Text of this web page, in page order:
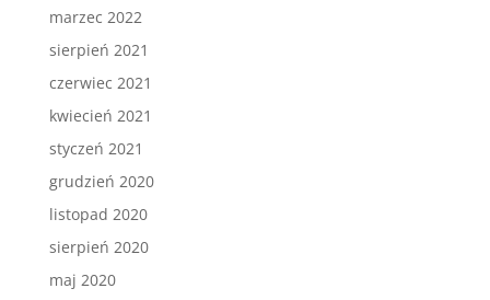
marzec 2022
sierpień 2021
czerwiec 2021
kwiecień 2021
styczeń 2021
grudzień 2020
listopad 2020
sierpień 2020
maj 2020